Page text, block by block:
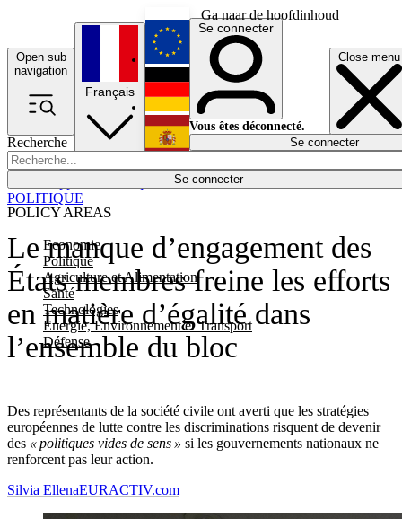
Ga naar de hoofdinhoud
Open sub
navigation
Close menu
Recherche
Se connecter
POLICY AREAS
Economie
Politique
Agriculture et Alimentation
Santé
Technologies
Energie, Environnement et Transport
Défense
Économie
Français
English
Deutsch
Español
Se connecter
Vous êtes déconnecté.
Se connecter
Le manque d’engagement des
États membres freine les efforts
en matière d’égalité dans
l’ensemble du bloc
Des représentants de la société civile ont averti que les stratégies
européennes de lutte contre les discriminations risquent de devenir
des « politiques vides de sens » si les gouvernements nationaux ne
renforcent pas leur action.
POLITIQUE
Silvia EllenaEURACTIV.com